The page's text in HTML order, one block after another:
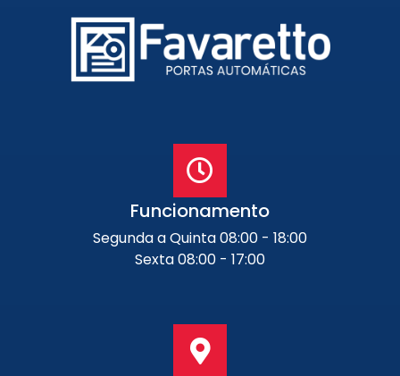
Funcionamento
Segunda a Quinta 08:00 - 18:00
Sexta 08:00 - 17:00